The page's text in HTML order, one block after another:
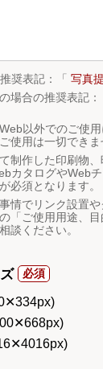
奨表記：「 写真
場合の推奨表記
以外でのご使
使用は一切できま
制作した印刷物
カタログやWebチ
必須となります。
情でリンク設置
「ご使用用途、
談ください。